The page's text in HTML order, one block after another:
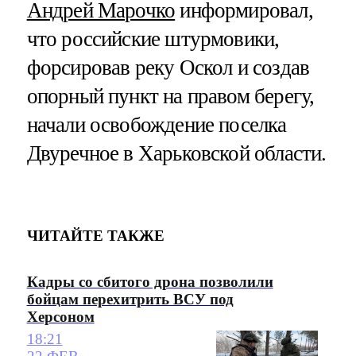
Андрей Марочко информировал,
что российские штурмовики,
форсировав реку Оскол и создав
опорный пункт на правом берегу,
начали освобождение поселка
Двуречное в Харьковской области.
ЧИТАЙТЕ ТАКЖЕ
Кадры со сбитого дрона позволили
бойцам перехитрить ВСУ под
Херсоном
18:21